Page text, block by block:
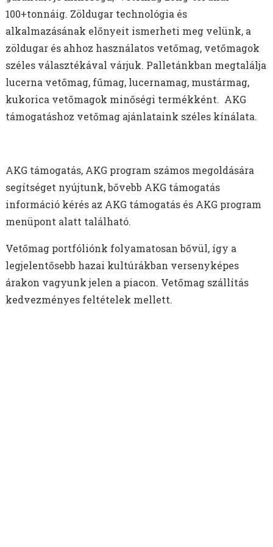
MELORÁCIÓS RETEK VETŐMAG
NÉGERMAG VETŐMAG
100+tonnáig. Zöldugar technológia és
alkalmazásának előnyeit ismerheti meg velünk, a
zöldugar és ahhoz használatos vetőmag, vetőmagok
széles választékával várjuk. Palletánkban megtalálja
lucerna vetőmag, fűmag, lucernamag, mustármag,
kukorica vetőmagok minőségi termékként. AKG
támogatáshoz vetőmag ajánlataink széles kínálata.
AKG támogatás, AKG program számos megoldására
segítséget nyújtunk, bővebb AKG támogatás
információ kérés az AKG támogatás és AKG program
menüpont alatt található.
Vetőmag portfóliónk folyamatosan bővül, így a
legjelentősebb hazai kultúrákban versenyképes
árakon vagyunk jelen a piacon. Vetőmag szállítás
kedvezményes feltételek mellett.